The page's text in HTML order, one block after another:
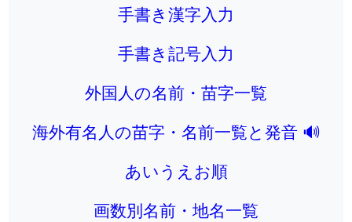
手書き漢字入力
手書き記号入力
外国人の名前・苗字一覧
海外有名人の苗字・名前一覧と発音 🔊
あいうえお順
画数別名前・地名一覧